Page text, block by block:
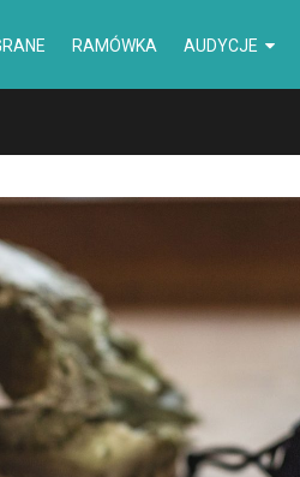
RAMÓWKA AUDYCJE